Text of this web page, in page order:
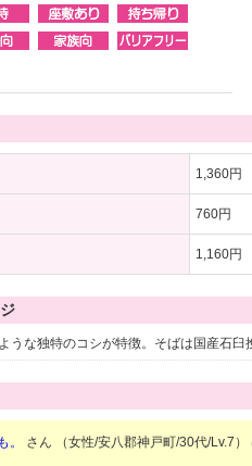
1,360円
760円
1,160円
うな独特のコシが特徴。そばは国産石
。 さん （女性/安八郡神戸町/30代/Lv.7）